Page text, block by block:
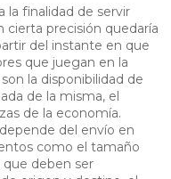
la finalidad de servir
cierta precisión quedaría
del instante en que
que juegan en la
la disponibilidad de
de la misma, el
de la economía.
del envío en
como el tamaño
deben ser